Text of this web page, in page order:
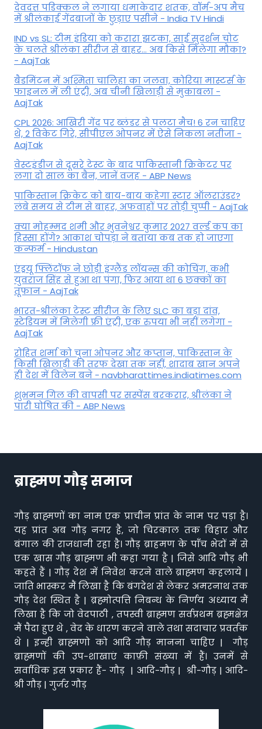
देवदत्त पडिक्कल ने लगाया धमाकेदार शतक, वॉर्म-अप मैच
में श्रीलंकाई गेंदबाजों के छुड़ाए पसीने - India TV Hindi
IND vs SL: टीम इंड‍िया को करारा झटका, साई सुदर्शन चोट
के चलते श्रीलंका सीरीज से बाहर... अब किसे म‍िलेगा मौका?
- AajTak
बैडमिंटन में अश्मिता चालिहा का जलवा, कोरिया मास्टर्स के
फाइनल में ली एंट्री, अब चीनी खिलाड़ी से मुकाबला -
AajTak
CPL 2026: आखिरी गेंद पर ब्लंडर से पलटा मैच! 6 रन चाहिए
थे, 2 विकेट गिरे, सीपीएल ओपनर में ऐसे न‍िकला नतीजा -
AajTak
वेस्टइंडीज से दूसरे टेस्ट के बाद पाकिस्तानी क्रिकेटर पर
लगा दो साल का बैन, जानें वजह - ABP News
पाकिस्तान क्रिकेट को बाय-बाय कहेगा स्टार ऑलराउंडर?
लंबे समय से टीम से बाहर, अफवाहों पर तोड़ी चुप्पी - AajTak
क्या मोहम्मद शमी और भुवनेश्वर कुमार 2027 वर्ल्ड कप का
हिस्सा होंगे? आकाश चोपड़ा ने बताया कब तक हो जाएगा
कन्फर्म - Hindustan
एंड्रयू फ्लिंटॉफ ने छोड़ी इंग्लैंड लॉयन्स की कोच‍िंग, कभी
युवराज सिंह से हुआ था पंगा, फ‍िर आया था 6 छक्कों का
तूफान - AajTak
भारत-श्रीलंका टेस्ट सीरीज के लिए SLC का बड़ा दांव,
स्टेडियम में मिलेगी फ्री एंट्री, एक रुपया भी नहीं लगेगा -
AajTak
रोहित शर्मा को चुना ओपनर और कप्तान, पाकिस्तान के
किसी खिलाड़ी की तरफ देखा तक नहीं, शादाब खान अपने
ही देश में विलेन बने - navbharattimes.indiatimes.com
शुभमन गिल की वापसी पर सस्पेंस बरकरार, श्रीलंका ने
पारी घोषित की - ABP News
ब्राह्मण गौड़ समाज
गौड़ ब्राह्मणों का नाम एक प्राचीन प्रांत के नाम पर पड़ा है।
यह प्रांत अब गौड़ नगर है, जो चिरकाल तक बिहार और
बंगाल की राजधानी रहा है। गौड़ ब्राहमण के पाँच भेदों में से
एक खास गौड़ ब्राह्मण भी कहा गया है | जिसे आदि गौड़ भी
कहते हैं | गौड़ देश में निवेश करने वाले ब्राह्मण कहलाये |
जाति भास्कर मैं लिखा है कि बंगदेश से लेकर अमरनाथ तक
गौड़ देश स्थित है | ब्रह्मोत्पत्ति निबन्ध के निर्णय अध्याय मैं
लिखा है कि जो वेदपाठी , तपस्वी ब्राह्मण सर्वप्रथम ब्रह्मक्षेत्र
मैं पैदा हुए थे , वेद के धारण करने वाले तथा सदाचार प्रवर्तक
थे | इन्ही ब्राह्मणो को आदि गौड़ मानना चाहिए | गौड़
ब्राह्मणों की उप-शाखाएं काफ़ी संख्या में हैं। उनमें से
सर्वाधिक इस प्रकार हैं- गौड़ | आदि-गौड़ | श्री-गौड़ | आदि-
श्री गौड़ | गुर्जर गौड़